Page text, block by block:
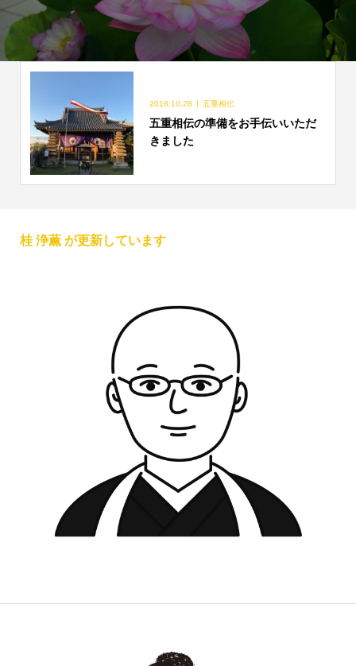
2018.10.28 五重相伝
五重相伝の準備をお手伝いいただ
きました
桂 浄薫 が更新しています